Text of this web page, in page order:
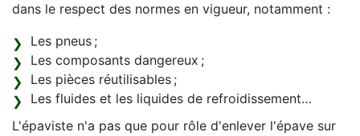
dans le respect des normes en vigueur, notamment :
Les pneus ;
Les composants dangereux ;
Les pièces réutilisables ;
Les fluides et les liquides de refroidissement…
L'épaviste n'a pas que pour rôle d'enlever l'épave sur